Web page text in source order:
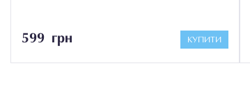
599 грн КУПИТИ